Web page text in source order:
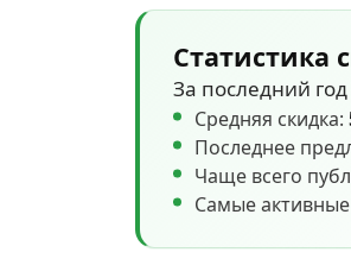
Статистика
За последний
Средняя скидка:
Последнее
Чаще всего
Самые